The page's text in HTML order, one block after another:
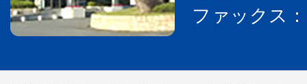
ファックス